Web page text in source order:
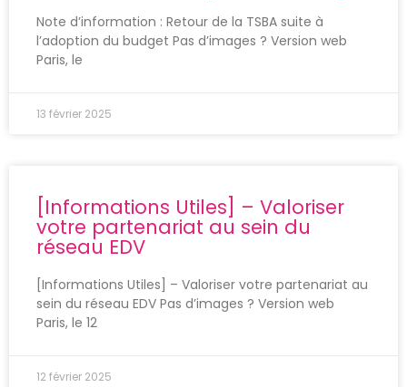
Note d’information : Retour de la TSBA suite à
l’adoption du budget Pas d’images ? Version web
Paris, le
13 février 2025
[Informations Utiles] – Valoriser
votre partenariat au sein du
réseau EDV
[Informations Utiles] – Valoriser votre partenariat au
sein du réseau EDV Pas d’images ? Version web
Paris, le 12
12 février 2025